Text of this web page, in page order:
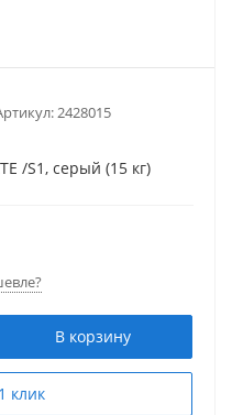
2428015
/S1, серый (15 кг)
В корзину
клик